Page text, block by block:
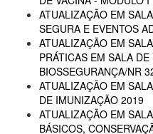
ATUALIZAÇÃO EM
SEGURA E EVENTOS
ATUALIZAÇÃO EM
PRÁTICAS EM SALA DE
BIOSSEGURANÇA/NR
ATUALIZAÇÃO EM
DE IMUNIZAÇÃO 2019
ATUALIZAÇÃO EM
BÁSICOS,